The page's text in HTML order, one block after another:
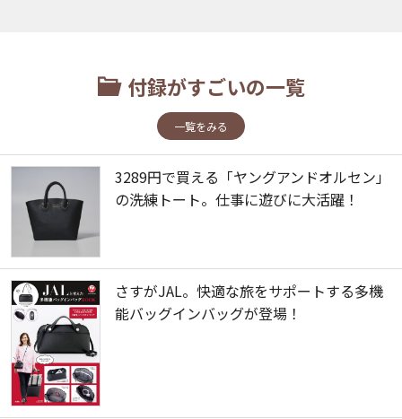
付録がすごいの一覧
一覧をみる
3289円で買える「ヤングアンドオルセン」
の洗練トート。仕事に遊びに大活躍！
さすがJAL。快適な旅をサポートする多機
能バッグインバッグが登場！